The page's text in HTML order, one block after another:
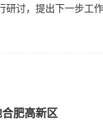
讨，提出下一步工作
肥高新区